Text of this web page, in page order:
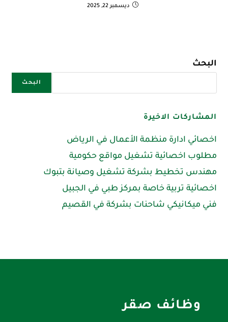
ديسمبر 22, 2025
البحث
البحث
المشاركات الاخيرة
اخصائي ادارة منظمة الأعمال في الرياض
مطلوب اخصائية تشغيل مواقع حكومية
مهندس تخطيط بشركة تشغيل وصيانة بتبوك
اخصائية تربية خاصة بمركز طبي في الجبيل
فني ميكانيكي شاحنات بشركة في القصيم
وظائف صقر